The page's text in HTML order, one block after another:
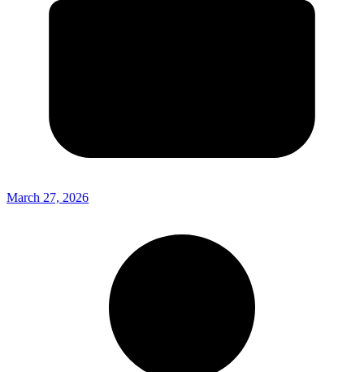
March 27, 2026